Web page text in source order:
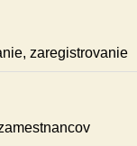
zaregistrovanie